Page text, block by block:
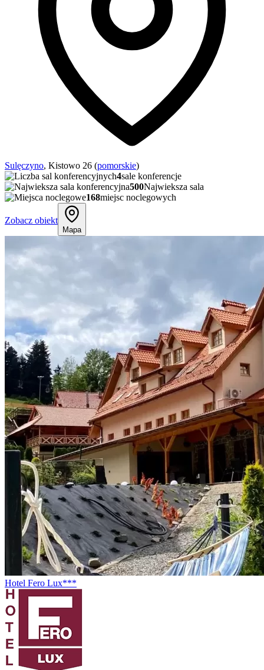
Sulęczyno, Kistowo 26 (pomorskie)
4sale konferencje
500Najwieksza sala
168miejsc noclegowych
Zobacz obiekt
Mapa
Hotel Fero Lux***